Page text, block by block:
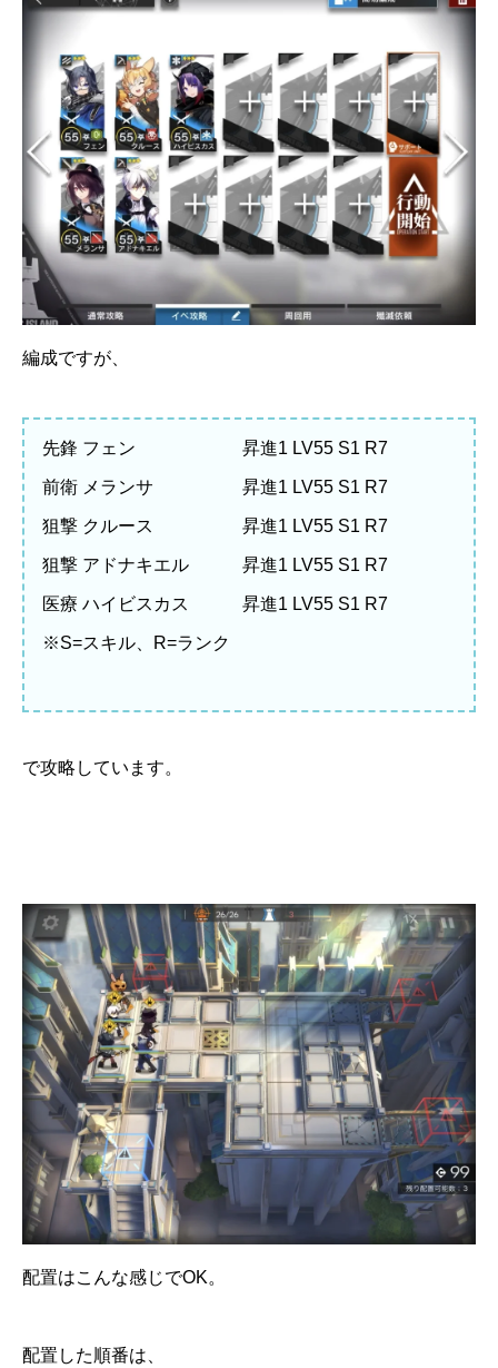
編成ですが、
先鋒 フェン 昇進1 LV55 S1 R7
前衛 メランサ 昇進1 LV55 S1 R7
狙撃 クルース 昇進1 LV55 S1 R7
狙撃 アドナキエル 昇進1 LV55 S1 R7
医療 ハイビスカス 昇進1 LV55 S1 R7
※S=スキル、R=ランク
で攻略しています。
配置はこんな感じでOK。
配置した順番は、